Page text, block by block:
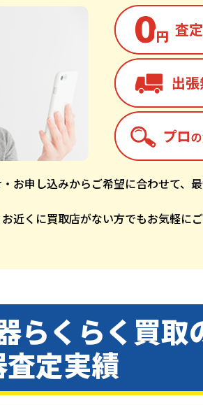
お申し込みからご希望に合わせて、
近くに買取店がない方でもお気軽に
らくらく買取
定実績